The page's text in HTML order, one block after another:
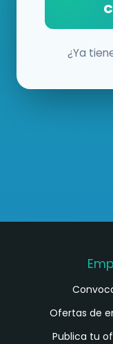
¿Ya
Ofertas de
Publica tu